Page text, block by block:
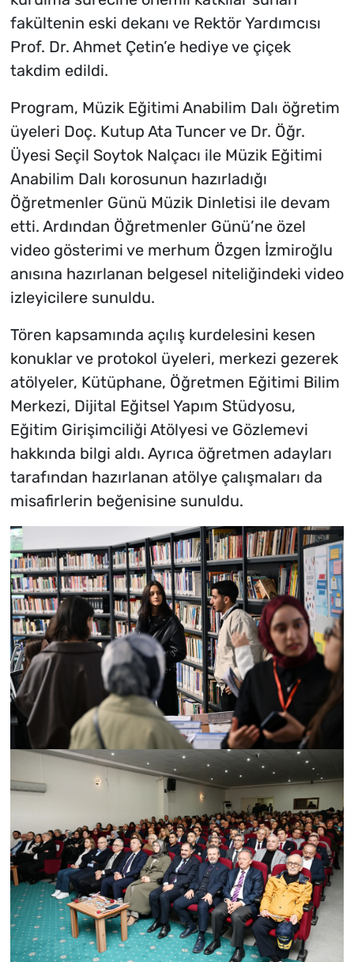
fakültenin eski dekanı ve Rektör Yardımcısı
Prof. Dr. Ahmet Çetin’e hediye ve çiçek
takdim edildi.
Program, Müzik Eğitimi Anabilim Dalı öğretim
üyeleri Doç. Kutup Ata Tuncer ve Dr. Öğr.
Üyesi Seçil Soytok Nalçacı ile Müzik Eğitimi
Anabilim Dalı korosunun hazırladığı
Öğretmenler Günü Müzik Dinletisi ile devam
etti. Ardından Öğretmenler Günü’ne özel
video gösterimi ve merhum Özgen İzmiroğlu
anısına hazırlanan belgesel niteliğindeki video
izleyicilere sunuldu.
Tören kapsamında açılış kurdelesini kesen
konuklar ve protokol üyeleri, merkezi gezerek
atölyeler, Kütüphane, Öğretmen Eğitimi Bilim
Merkezi, Dijital Eğitsel Yapım Stüdyosu,
Eğitim Girişimciliği Atölyesi ve Gözlemevi
hakkında bilgi aldı. Ayrıca öğretmen adayları
tarafından hazırlanan atölye çalışmaları da
misafirlerin beğenisine sunuldu.